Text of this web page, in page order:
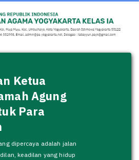
Ketua
Agung
Para
dipercaya adalah jalan
keadilan yang hidup